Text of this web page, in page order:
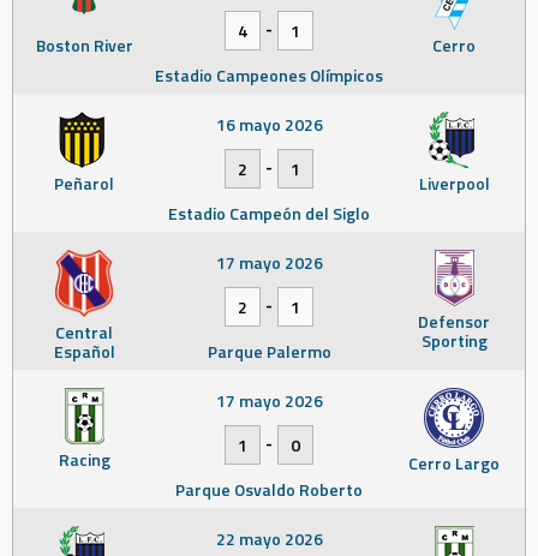
Boston River Cerro
4
-
1
Estadio Campeones Olímpicos
Peñarol Liverpool
16 mayo 2026
2
-
1
Estadio Campeón del Siglo
Central
Español
Defensor
Sporting
17 mayo 2026
2
-
1
Parque Palermo
Racing Cerro Largo
17 mayo 2026
1
-
0
Parque Osvaldo Roberto
22 mayo 2026